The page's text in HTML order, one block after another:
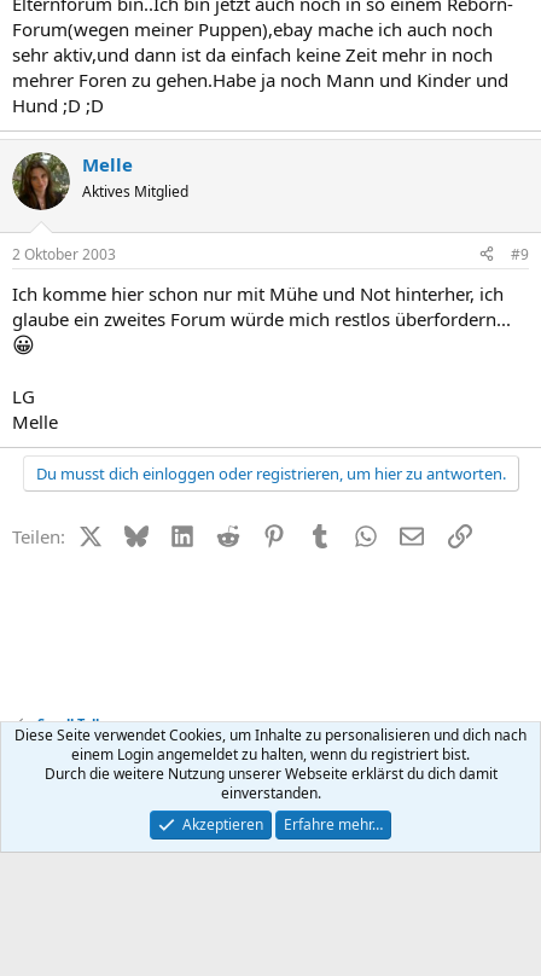
Forum(wegen meiner Puppen),ebay mache ich auch noch
sehr aktiv,und dann ist da einfach keine Zeit mehr in noch
mehrer Foren zu gehen.Habe ja noch Mann und Kinder und
Hund ;D ;D
Melle
Aktives Mitglied
2 Oktober 2003 #9
Ich komme hier schon nur mit Mühe und Not hinterher, ich
glaube ein zweites Forum würde mich restlos überfordern...
😀
LG
Melle
Du musst dich einloggen oder registrieren, um hier zu antworten.
Teilen: X (Twitter)
BlueskyLinkedIn
Reddit PinterestTumblr WhatsApp
E-MailLink
Small Talk
Kontakt Nutzungsbedingungen Datenschutz Hilfe
R
Community platform by XenForo ® © 2010-2026 XenForo Ltd.
Diese Seite verwendet Cookies, um Inhalte zu personalisieren und dich nach
einem Login angemeldet zu halten, wenn du registriert bist.
Durch die weitere Nutzung unserer Webseite erklärst du dich damit
einverstanden.
Akzeptieren
Erfahre mehr…